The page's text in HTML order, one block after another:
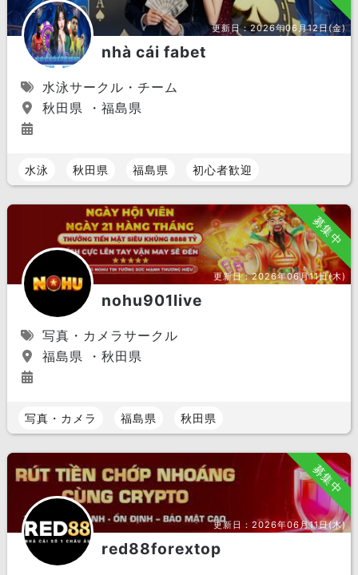
更新日：2026年06月12日(金)
nhà cái fabet
水泳サークル・チーム
秋田県 ・福島県
水泳 秋田県 福島県 初心者歓迎
募集中
更新日：2026年06月11日(木)
nohu901live
写真・カメラサークル
福島県 ・秋田県
写真・カメラ 福島県 秋田県
募集中
更新日：2026年06月11日(木)
red88forextop